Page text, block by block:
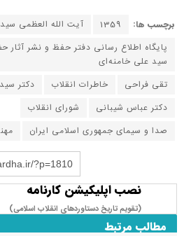
برچسب ها: 1359
آیت الله العظمی
پایگاه اطلاع رسانی دفتر حفظ و نشر آثار
سید علی خامنه‌ای
تقی فراحی
خاطرات انقلاب
دکتر
دکتر عباس شیبانی
شورای انقلاب
صدا و سیمای جمهوری اسلامی ایران
?p=1810
نصب اپلیکیشن کارنامه
(تقویم تاریخ دستاوردهای انقلاب اسلامی​)
مطالب مرتبط